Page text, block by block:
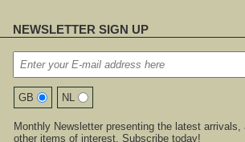
NEWSLETTER SIGN UP
GB NL
Monthly Newsletter presenting the latest
other items of interest. Subscribe today!